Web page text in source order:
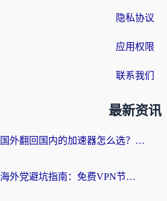
隐私协议
应用权限
联系我们
最新资讯
国外翻回国内的加速器怎么选？海外党亲测实用指南，告别地域限制
海外党避坑指南：免费VPN节点真的靠谱吗？教你选对回国加速器无缝访问国内资源